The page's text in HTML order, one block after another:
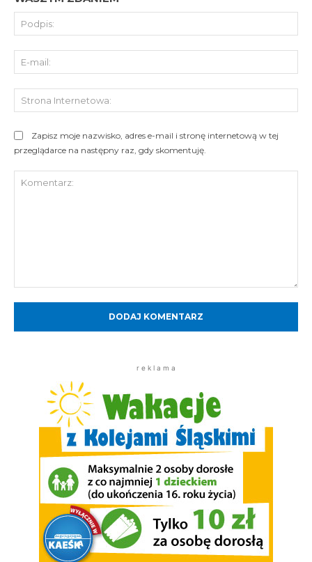
Zapisz moje nazwisko, adres e-mail i stronę internetową w tej
przeglądarce na następny raz, gdy skomentuję.
r e k l a m a